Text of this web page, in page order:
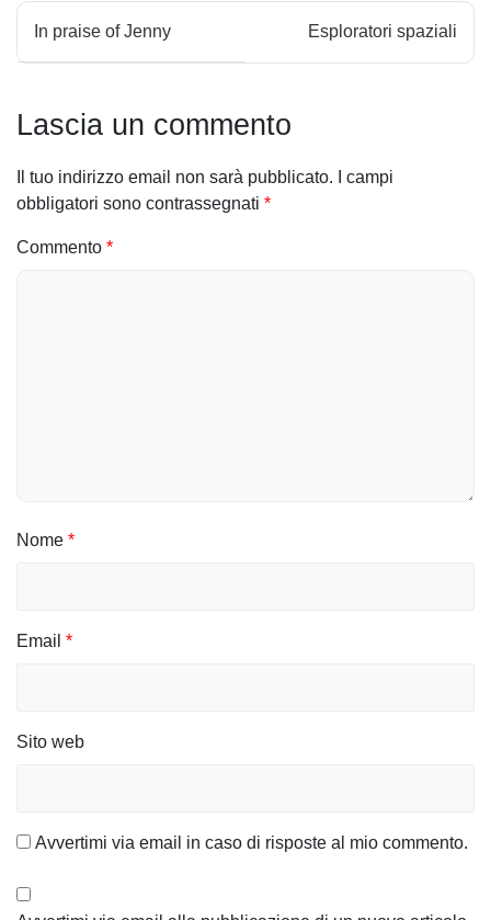
N
a
v
i
g
a
c
l
In praise of Jenny Esploratori spaziali
Lascia un commento
Il tuo indirizzo email non sarà pubblicato.
I campi
obbligatori sono contrassegnati *
Commento *
Nome *
Email *
Sito web
Avvertimi via email in caso di risposte al mio commento.